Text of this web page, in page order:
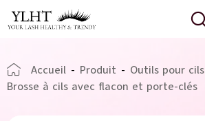
Accueil - Produit - Outils pour cils
Brosse à cils avec flacon et porte-clés